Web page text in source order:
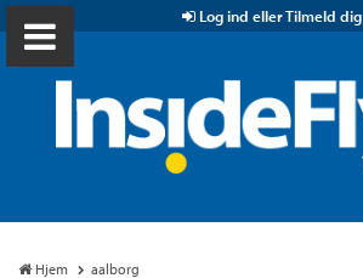
Log ind eller Tilmeld dig
Hjem aalborg